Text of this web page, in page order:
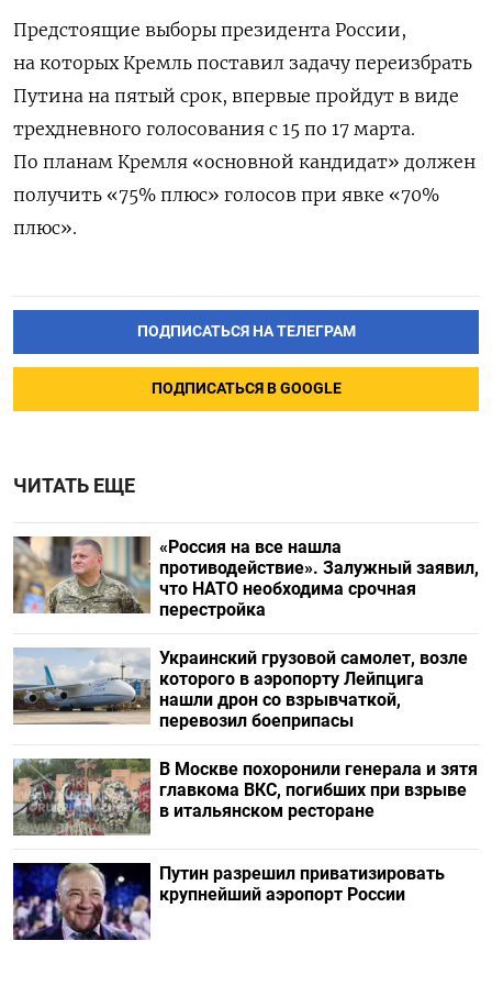
Предстоящие выборы президента России,
на которых Кремль поставил задачу переизбрать
Путина на пятый срок, впервые пройдут в виде
трехдневного голосования с 15 по 17 марта.
По планам Кремля «основной кандидат» должен
получить «75% плюс» голосов при явке «70%
плюс».
ПОДПИСАТЬСЯ НА ТЕЛЕГРАМ
ПОДПИСАТЬСЯ В GOOGLE
ЧИТАТЬ ЕЩЕ
«Россия на все нашла
противодействие». Залужный заявил,
что НАТО необходима срочная
перестройка
Украинский грузовой самолет, возле
которого в аэропорту Лейпцига
нашли дрон со взрывчаткой,
перевозил боеприпасы
В Москве похоронили генерала и зятя
главкома ВКС, погибших при взрыве
в итальянском ресторане
Путин разрешил приватизировать
крупнейший аэропорт России